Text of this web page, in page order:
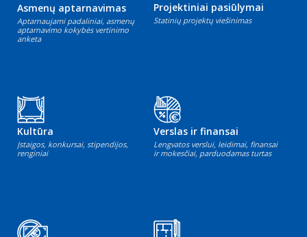
Asmenų aptarnavimas
Aptarnaujami padaliniai, asmenų
aptarnavimo kokybės vertinimo
anketa
Projektiniai pasiūlymai
Statinių projektų viešinimas
Kultūra
Įstaigos, konkursai, stipendijos,
renginiai
Verslas ir finansai
Lengvatos verslui, leidimai, finansai
ir mokesčiai, parduodamas turtas